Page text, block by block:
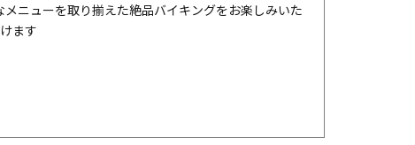
ニューを取り揃えた絶品バイキングをお楽しみいた
ます